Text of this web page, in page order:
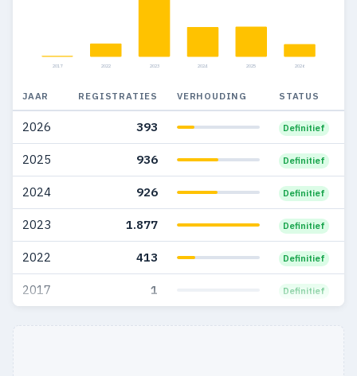
2017 2022 2023 2024 2025 2026
JAAR REGISTRATIES VERHOUDING STATUS
2026 393 Definitief
2025 936 Definitief
2024 926 Definitief
2023 1.877 Definitief
2022 413 Definitief
2017 1 Definitief